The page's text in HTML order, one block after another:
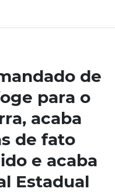
de
para o
acaba
de fato
e acaba
Estadual